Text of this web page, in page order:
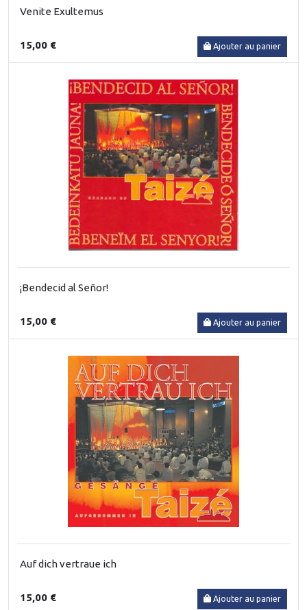
Venite Exultemus
15,00 € Ajouter au panier
¡Bendecid al Señor!
15,00 € Ajouter au panier
Auf dich vertraue ich
15,00 € Ajouter au panier